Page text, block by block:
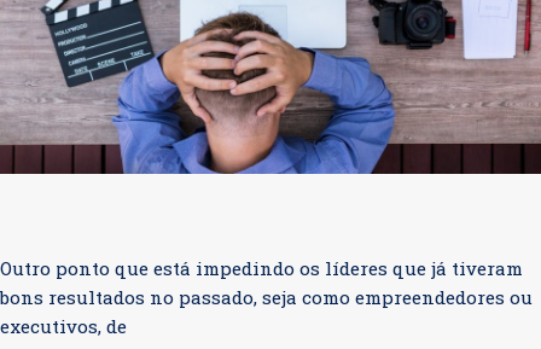
Outro ponto que está impedindo os líderes que já tiveram
bons resultados no passado, seja como empreendedores ou
executivos, de